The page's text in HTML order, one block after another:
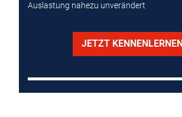
Auslastung nahezu unverändert
JETZT KENNENLERNEN